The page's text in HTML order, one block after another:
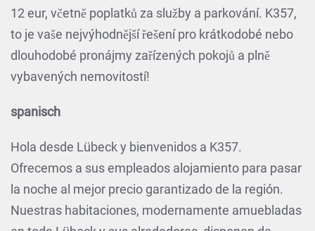
12 eur, včetně poplatků za služby a parkování. K357,
to je vaše nejvýhodnější řešení pro krátkodobé nebo
dlouhodobé pronájmy zařízených pokojů a plně
vybavených nemovitostí!
spanisch
Hola desde Lübeck y bienvenidos a K357.
Ofrecemos a sus empleados alojamiento para pasar
la noche al mejor precio garantizado de la región.
Nuestras habitaciones, modernamente amuebladas